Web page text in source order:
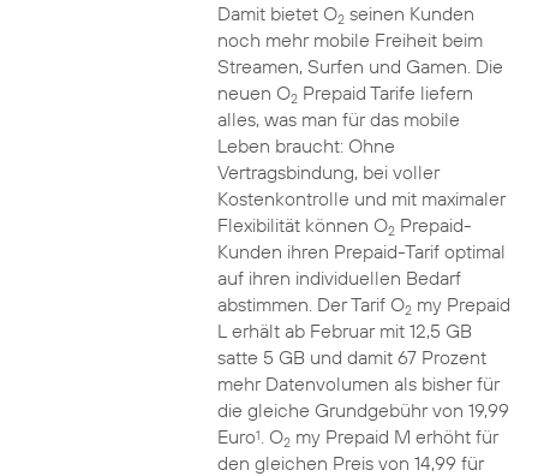
Damit bietet O2seinen Kunden
noch mehr mobile Freiheit beim
Streamen, Surfen und Gamen. Die
neuen O2Prepaid Tarife liefern
alles, was man für das mobile
Leben braucht: Ohne
Vertragsbindung, bei voller
Kostenkontrolle und mit maximaler
Flexibilität können O2Prepaid-
Kunden ihren Prepaid-Tarif optimal
auf ihren individuellen Bedarf
abstimmen. Der Tarif O2my Prepaid
L erhält ab Februar mit 12,5 GB
satte 5 GB und damit 67 Prozent
mehr Datenvolumen als bisher für
die gleiche Grundgebühr von 19,99
Euro1. O2my Prepaid M erhöht für
den gleichen Preis von 14,99 für